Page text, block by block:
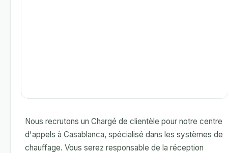
Nous recrutons un Chargé de clientèle pour notre centre
d'appels à Casablanca, spécialisé dans les systèmes de
chauffage. Vous serez responsable de la réception